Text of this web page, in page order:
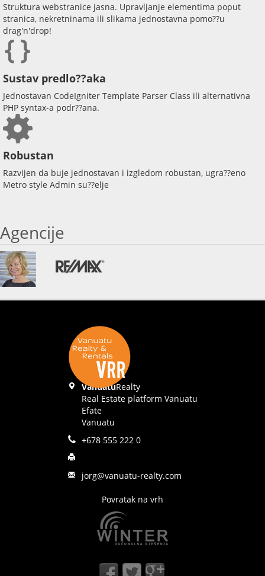
Struktura webstranice jasna. Upravljanje elementima poput
stranica, nekretninama ili slikama jednostavna pomo??u
drag'n'drop!
Sustav predlo??aka
Jednostavan CodeIgniter Template Parser Class ili alternativna
PHP syntax-a podr??ana.
Robustan
Razvijen da buje jednostavan i izgledom robustan, ugra??eno
Metro style Admin su??elje
Agencije
VanuatuRealty
Real Estate platform Vanuatu
Efate
Vanuatu
+678 555 222 0
jorg@vanuatu-realty.com
Povratak na vrh